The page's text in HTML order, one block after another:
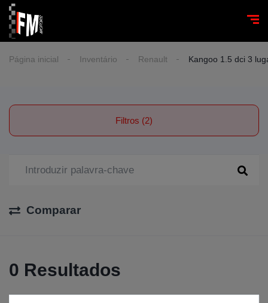
Página inicial Inventário Renault Kangoo 1.5 dci 3
Filtros (2)
Comparar
0 Resultados